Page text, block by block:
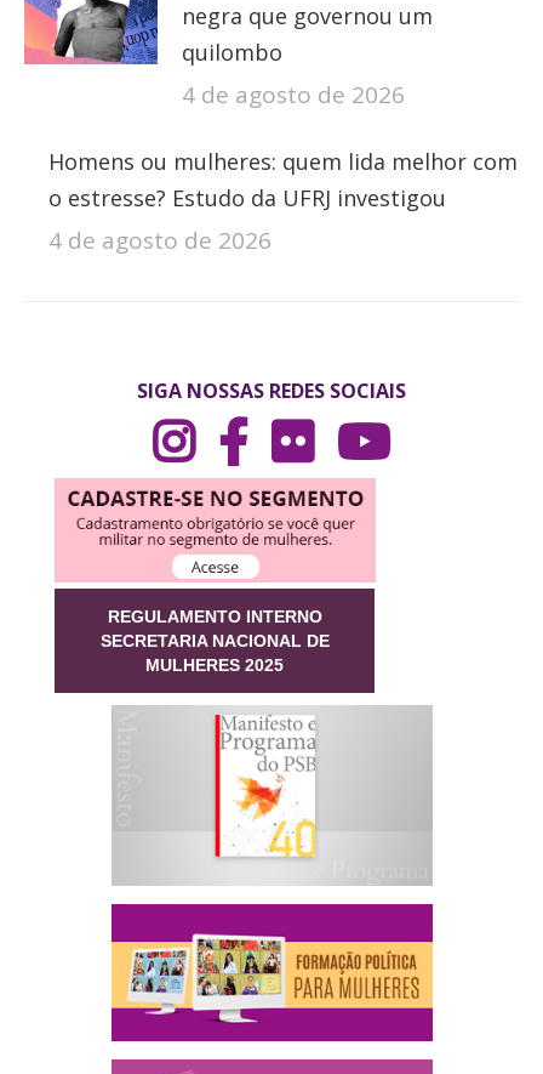
negra que governou um
quilombo
4 de agosto de 2026
Homens ou mulheres: quem lida melhor com
o estresse? Estudo da UFRJ investigou
4 de agosto de 2026
SIGA NOSSAS REDES SOCIAIS
REGULAMENTO INTERNO
SECRETARIA NACIONAL DE
MULHERES 2025